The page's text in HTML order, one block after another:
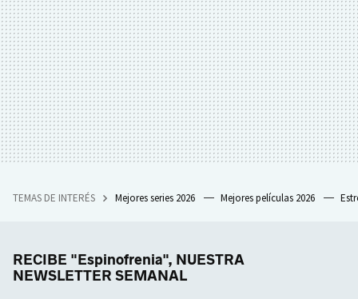
TEMAS DE INTERÉS Mejores series 2026 Mejores películas 2026
RECIBE "Espinofrenia", NUESTRA
NEWSLETTER SEMANAL